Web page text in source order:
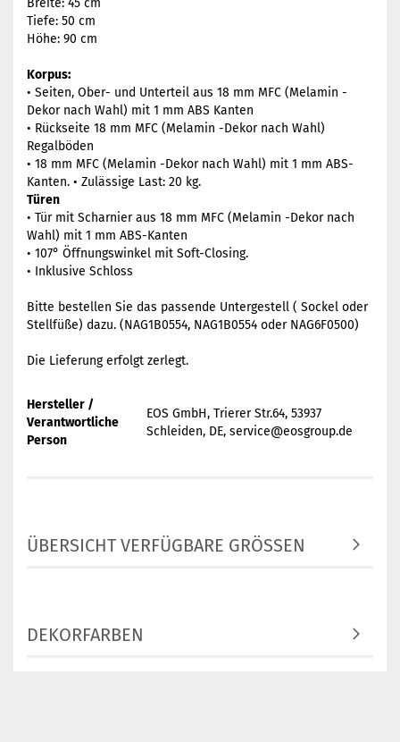
Breite: 45 cm
Tiefe: 50 cm
Höhe: 90 cm
Korpus:
• Seiten, Ober- und Unterteil aus 18 mm MFC (Melamin -
Dekor nach Wahl) mit 1 mm ABS Kanten
• Rückseite 18 mm MFC (Melamin -Dekor nach Wahl)
Regalböden
• 18 mm MFC (Melamin -Dekor nach Wahl) mit 1 mm ABS-
Kanten. • Zulässige Last: 20 kg.
Türen
• Tür mit Scharnier aus 18 mm MFC (Melamin -Dekor nach
Wahl) mit 1 mm ABS-Kanten
• 107° Öffnungswinkel mit Soft-Closing.
• Inklusive Schloss
Bitte bestellen Sie das passende Untergestell ( Sockel oder
Stellfüße) dazu. (NAG1B0554, NAG1B0554 oder NAG6F0500)
Die Lieferung erfolgt zerlegt.
Hersteller /
Verantwortliche
Person
EOS GmbH, Trierer Str.64, 53937
Schleiden, DE, service@eosgroup.de
ÜBERSICHT VERFÜGBARE GRÖSSEN
DEKORFARBEN